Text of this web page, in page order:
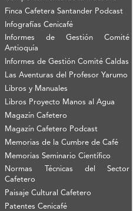
Finca Cafetera Santander Podcast
Infografías Cenicafé
Informes de Gestión Comité
Antioquía
Informes de Gestión Comité Caldas
Las Aventuras del Profesor Yarumo
Libros y Manuales
Libros Proyecto Manos al Agua
Magazín Cafetero
Magazín Cafetero Podcast
Memorias de la Cumbre de Café
Memorias Seminario Científico
Normas Técnicas del Sector
Cafetero
Paisaje Cultural Cafetero
Patentes Cenicafé